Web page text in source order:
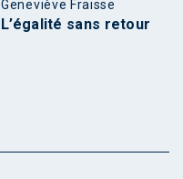
Geneviève Fraisse
L’égalité sans retour